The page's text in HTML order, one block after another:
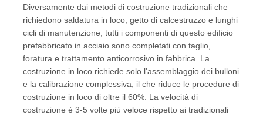
Diversamente dai metodi di costruzione tradizionali che
richiedono saldatura in loco, getto di calcestruzzo e lunghi
cicli di manutenzione, tutti i componenti di questo edificio
prefabbricato in acciaio sono completati con taglio,
foratura e trattamento anticorrosivo in fabbrica. La
costruzione in loco richiede solo l'assemblaggio dei bulloni
e la calibrazione complessiva, il che riduce le procedure di
costruzione in loco di oltre il 60%. La velocità di
costruzione è 3-5 volte più veloce rispetto ai tradizionali